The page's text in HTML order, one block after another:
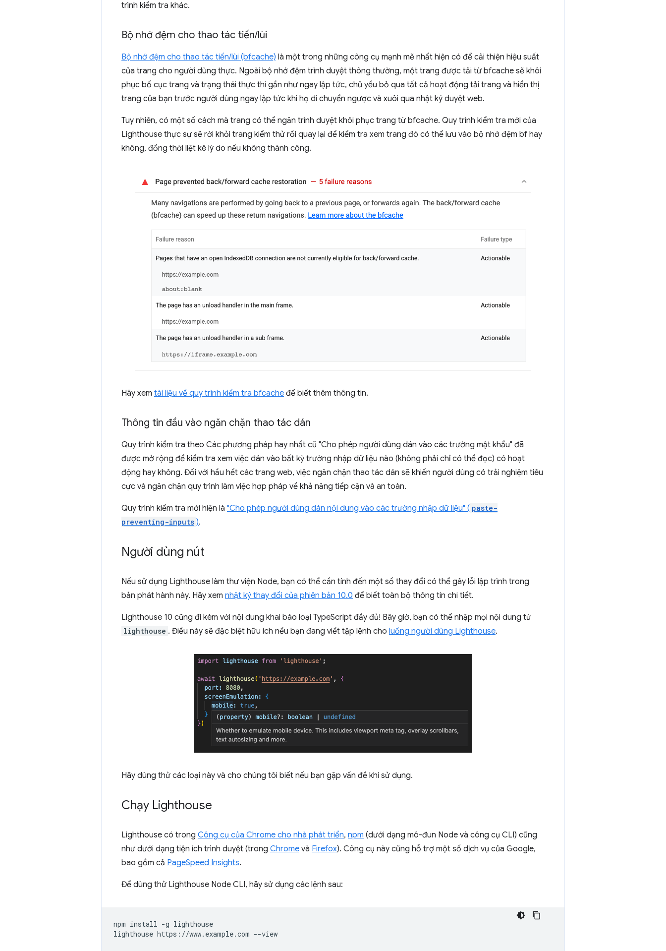
trình kiểm tra khác.
Bộ nhớ đệm cho thao tác tiến/lùi
Bộ nhớ đệm cho thao tác tiến/lùi (bfcache) là một trong những công cụ mạnh mẽ nhất hiện có để cải thiện hiệu suất
của trang cho người dùng thực. Ngoài bộ nhớ đệm trình duyệt thông thường, một trang được tải từ bfcache sẽ khôi
phục bố cục trang và trạng thái thực thi gần như ngay lập tức, chủ yếu bỏ qua tất cả hoạt động tải trang và hiển thị
trang của bạn trước người dùng ngay lập tức khi họ di chuyển ngược và xuôi qua nhật ký duyệt web.
Tuy nhiên, có một số cách mà trang có thể ngăn trình duyệt khôi phục trang từ bfcache. Quy trình kiểm tra mới của
Lighthouse thực sự sẽ rời khỏi trang kiểm thử rồi quay lại để kiểm tra xem trang đó có thể lưu vào bộ nhớ đệm bf hay
không, đồng thời liệt kê lý do nếu không thành công.
Hãy xem tài liệu về quy trình kiểm tra bfcache để biết thêm thông tin.
Thông tin đầu vào ngăn chặn thao tác dán
Quy trình kiểm tra theo Các phương pháp hay nhất cũ "Cho phép người dùng dán vào các trường mật khẩu" đã
được mở rộng để kiểm tra xem việc dán vào bất kỳ trường nhập dữ liệu nào (không phải chỉ có thể đọc) có hoạt
động hay không. Đối với hầu hết các trang web, việc ngăn chặn thao tác dán sẽ khiến người dùng có trải nghiệm tiêu
cực và ngăn chặn quy trình làm việc hợp pháp về khả năng tiếp cận và an toàn.
Quy trình kiểm tra mới hiện là "Cho phép người dùng dán nội dung vào các trường nhập dữ liệu" ( paste-
preventing-inputs ).
Người dùng nút
Nếu sử dụng Lighthouse làm thư viện Node, bạn có thể cần tính đến một số thay đổi có thể gây lỗi lập trình trong
bản phát hành này. Hãy xem nhật ký thay đổi của phiên bản 10.0 để biết toàn bộ thông tin chi tiết.
Lighthouse 10 cũng đi kèm với nội dung khai báo loại TypeScript đầy đủ! Bây giờ, bạn có thể nhập mọi nội dung từ
lighthouse . Điều này sẽ đặc biệt hữu ích nếu bạn đang viết tập lệnh cho luồng người dùng Lighthouse.
Hãy dùng thử các loại này và cho chúng tôi biết nếu bạn gặp vấn đề khi sử dụng.
Chạy Lighthouse
Lighthouse có trong Công cụ của Chrome cho nhà phát triển, npm (dưới dạng mô-đun Node và công cụ CLI) cũng
như dưới dạng tiện ích trình duyệt (trong Chrome và Firefox). Công cụ này cũng hỗ trợ một số dịch vụ của Google,
bao gồm cả PageSpeed Insights.
Để dùng thử Lighthouse Node CLI, hãy sử dụng các lệnh sau:
npm install -g lighthouse